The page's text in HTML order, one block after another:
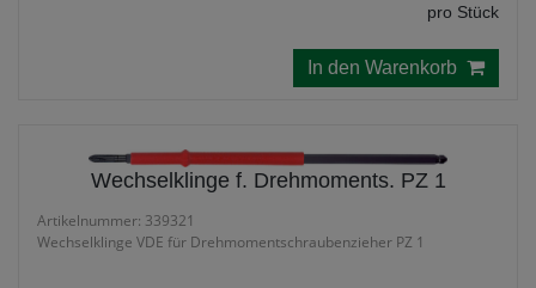
pro Stück
In den Warenkorb
Wechselklinge f. Drehmoments. PZ 1
Artikelnummer: 339321
Wechselklinge VDE für Drehmomentschraubenzieher PZ 1